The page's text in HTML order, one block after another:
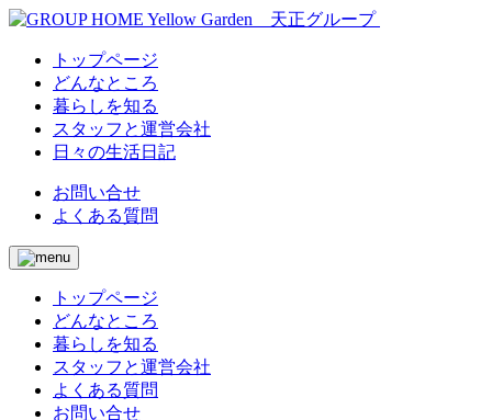
トップページ
どんなところ
暮らしを知る
スタッフと運営会社
日々の生活日記
お問い合せ
よくある質問
トップページ
どんなところ
暮らしを知る
スタッフと運営会社
よくある質問
お問い合せ